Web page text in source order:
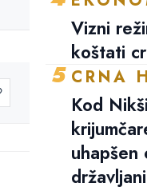
Vizni
koštati
5 CRNA
Kod
uhapšen